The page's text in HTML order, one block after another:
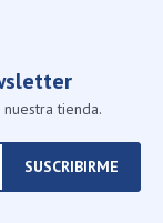
tienda.
SUSCRIBIRME